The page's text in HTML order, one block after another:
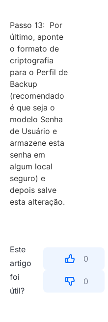
Passo 13: Por
último, aponte
o formato de
criptografia
para o Perfil de
Backup
(recomendado
é que seja o
modelo Senha
de Usuário e
armazene esta
senha em
algum local
seguro) e
depois salve
esta alteração.
Este
artigo
foi
útil?
0
0